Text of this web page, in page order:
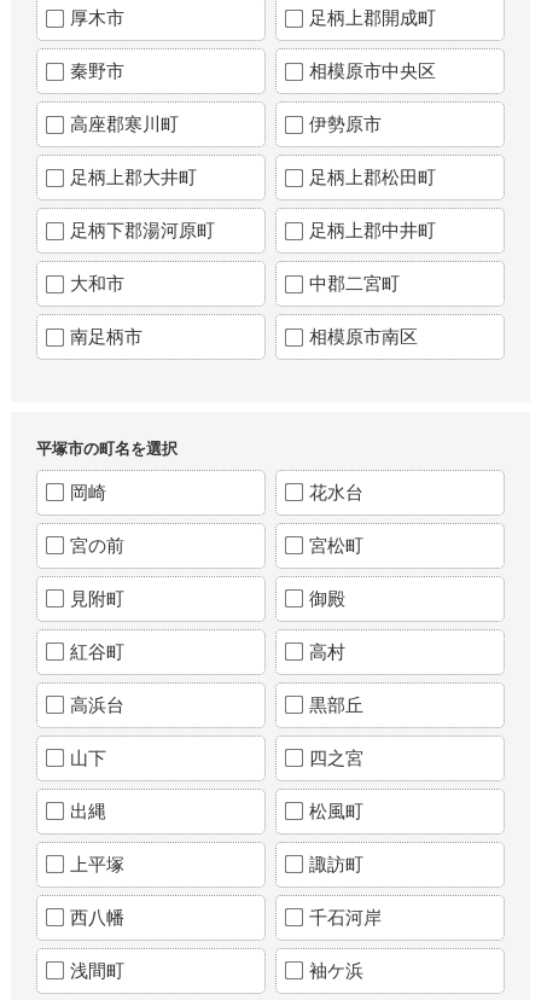
厚木市 足柄上郡開成町
秦野市 相模原市中央区
高座郡寒川町 伊勢原市
足柄上郡大井町 足柄上郡松田町
足柄下郡湯河原町 足柄上郡中井町
大和市 中郡二宮町
南足柄市 相模原市南区
平塚市の町名を選択
岡崎 花水台
宮の前 宮松町
見附町 御殿
紅谷町 高村
高浜台 黒部丘
山下 四之宮
出縄 松風町
上平塚 諏訪町
西八幡 千石河岸
浅間町 袖ケ浜